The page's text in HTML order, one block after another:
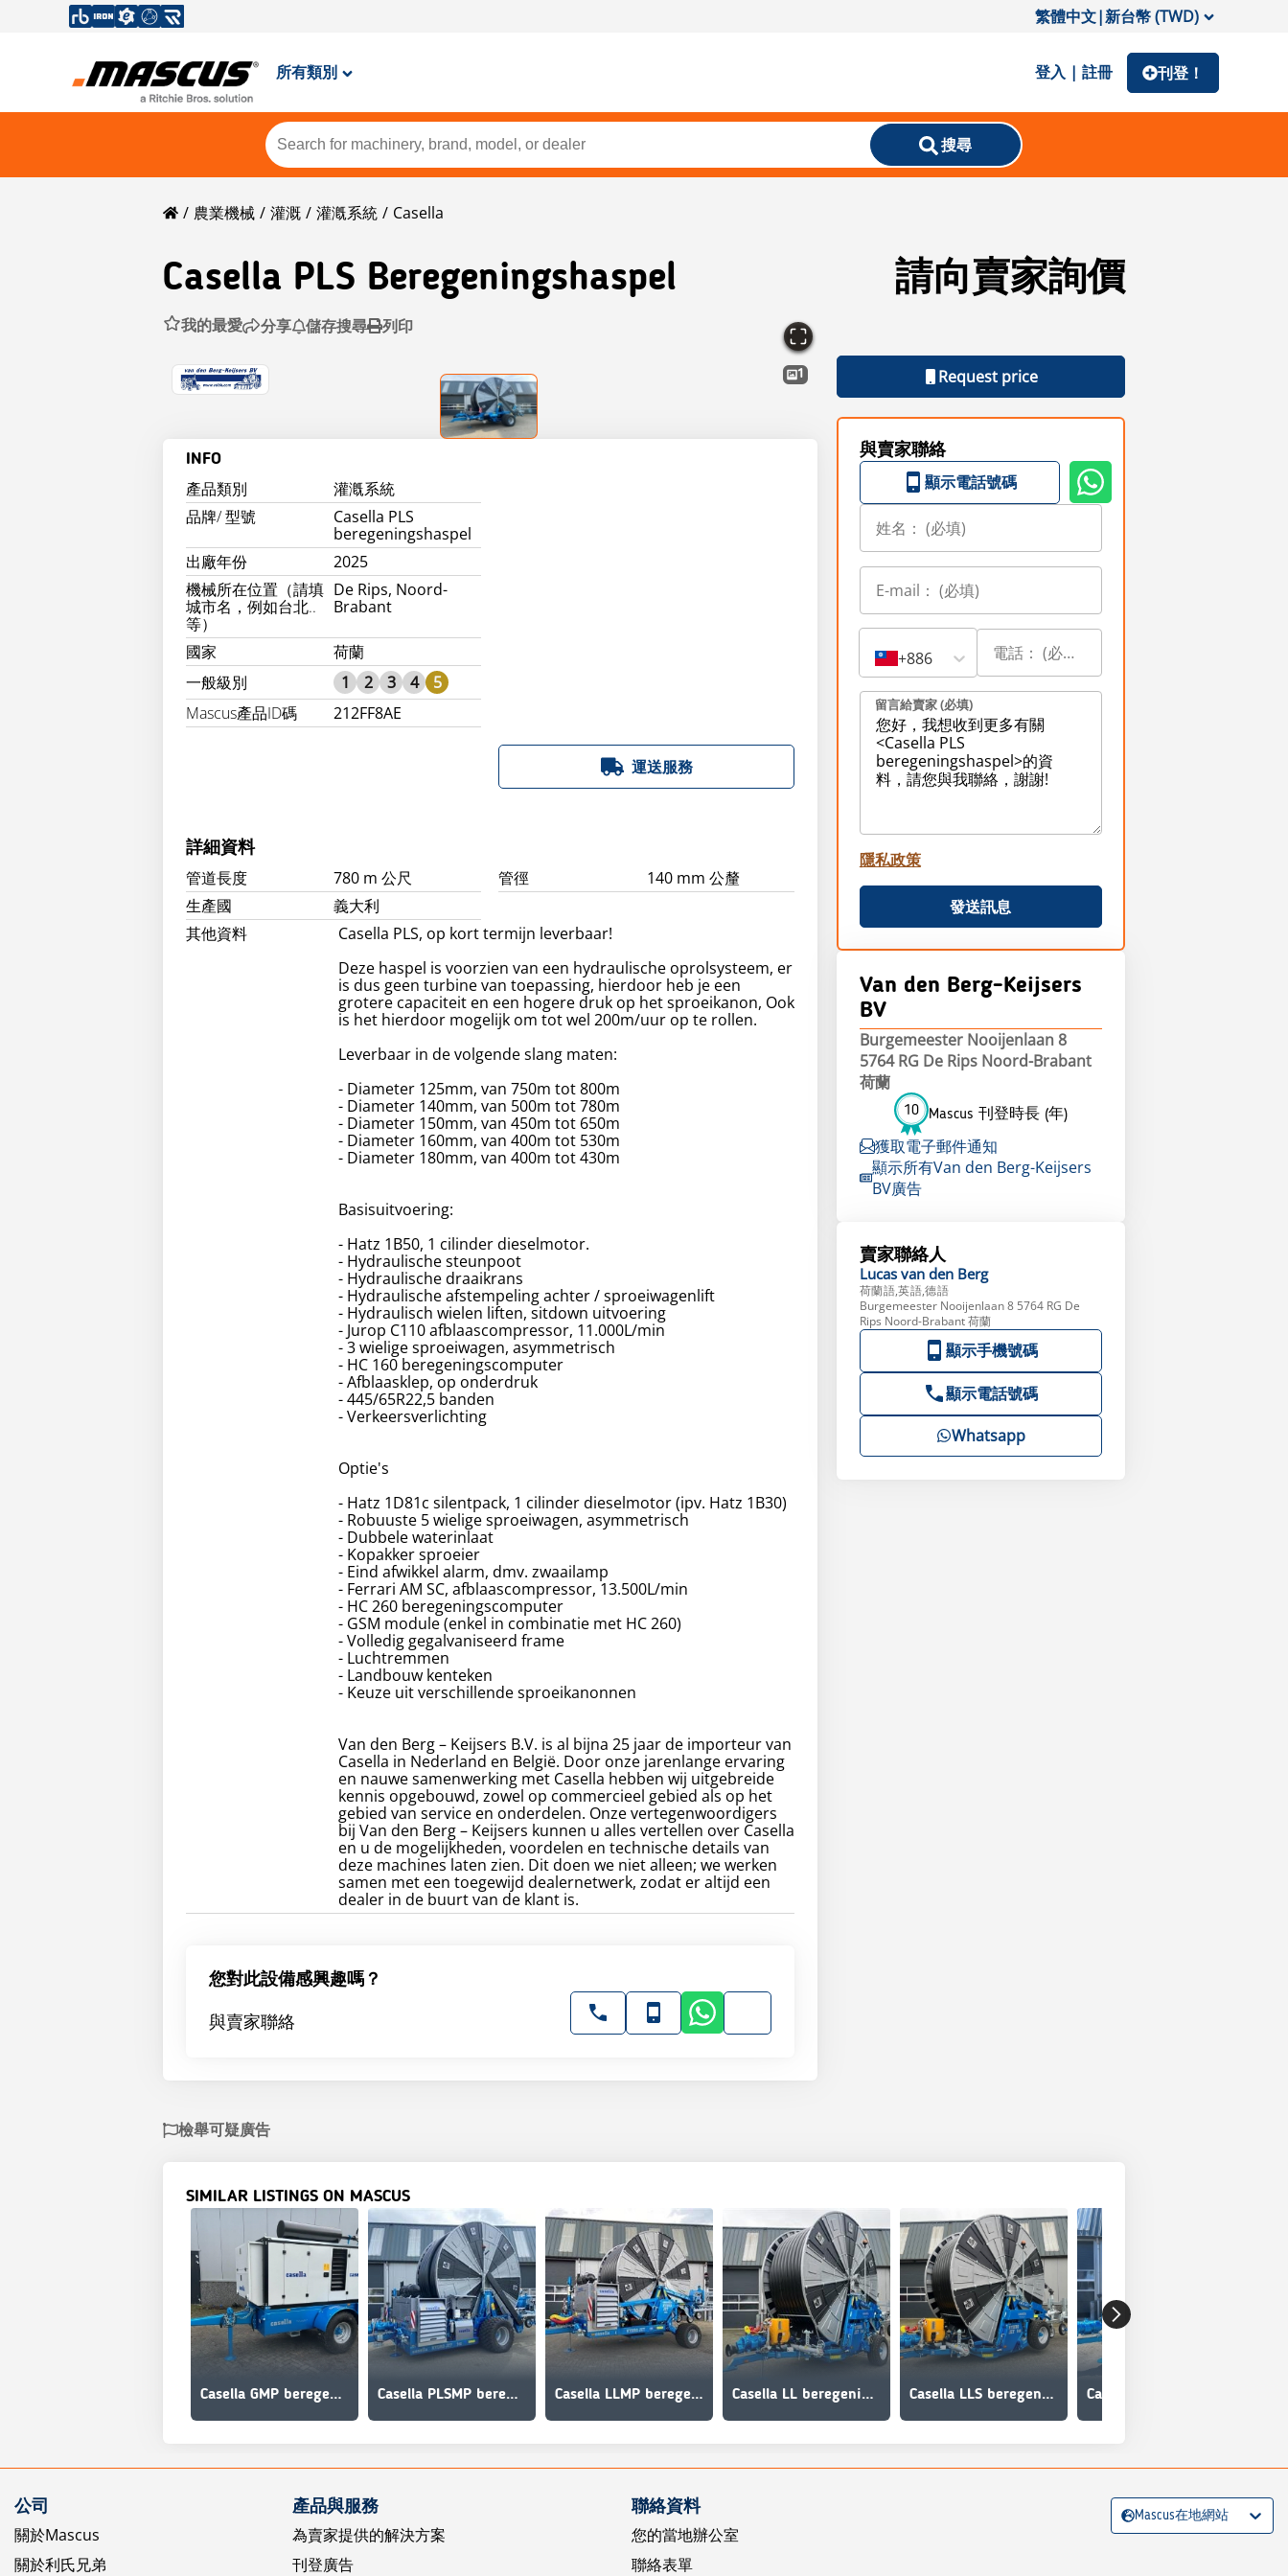
繁體中文|新台幣 (TWD)
所有類別 登入 | 註冊 刊登！
搜尋
農業機械 灌溉 灌漑系統 Casella
Casella PLS Beregeningshaspel 請向賣家詢價
我的最愛 分享 儲存搜尋 列印
1
INFO
產品類別
灌漑系統
品牌/ 型號
Casella PLS
beregeningshaspel
出廠年份
2025
機械所在位置（請填
城市名，例如台北..
等）
De Rips, Noord-
Brabant
國家
荷蘭
一般級別
1 2 3 4
5
Mascus產品ID碼
212FF8AE
運送服務
詳細資料
管道長度 780 m 公尺 管徑
140 mm 公釐
生產國
義大利
其他資料
Casella PLS, op kort termijn leverbaar!
Deze haspel is voorzien van een hydraulische oprolsysteem, er
is dus geen turbine van toepassing, hierdoor heb je een
grotere capaciteit en een hogere druk op het sproeikanon, Ook
is het hierdoor mogelijk om tot wel 200m/uur op te rollen.
Leverbaar in de volgende slang maten:
- Diameter 125mm, van 750m tot 800m
- Diameter 140mm, van 500m tot 780m
- Diameter 150mm, van 450m tot 650m
- Diameter 160mm, van 400m tot 530m
- Diameter 180mm, van 400m tot 430m
Basisuitvoering:
- Hatz 1B50, 1 cilinder dieselmotor.
- Hydraulische steunpoot
- Hydraulische draaikrans
- Hydraulische afstempeling achter / sproeiwagenlift
- Hydraulisch wielen liften, sitdown uitvoering
- Jurop C110 afblaascompressor, 11.000L/min
- 3 wielige sproeiwagen, asymmetrisch
- HC 160 beregeningscomputer
- Afblaasklep, op onderdruk
- 445/65R22,5 banden
- Verkeersverlichting
Optie's
- Hatz 1D81c silentpack, 1 cilinder dieselmotor (ipv. Hatz 1B30)
- Robuuste 5 wielige sproeiwagen, asymmetrisch
- Dubbele waterinlaat
- Kopakker sproeier
- Eind afwikkel alarm, dmv. zwaailamp
- Ferrari AM SC, afblaascompressor, 13.500L/min
- HC 260 beregeningscomputer
- GSM module (enkel in combinatie met HC 260)
- Volledig gegalvaniseerd frame
- Luchtremmen
- Landbouw kenteken
- Keuze uit verschillende sproeikanonnen
Van den Berg – Keijsers B.V. is al bijna 25 jaar de importeur van
Casella in Nederland en België. Door onze jarenlange ervaring
en nauwe samenwerking met Casella hebben wij uitgebreide
kennis opgebouwd, zowel op commercieel gebied als op het
gebied van service en onderdelen. Onze vertegenwoordigers
bij Van den Berg – Keijsers kunnen u alles vertellen over Casella
en u de mogelijkheden, voordelen en technische details van
deze machines laten zien. Dit doen we niet alleen; we werken
samen met een toegewijd dealernetwerk, zodat er altijd een
dealer in de buurt van de klant is.
您對此設備感興趣嗎？
與賣家聯絡
Request price
與賣家聯絡
顯示電話號碼
+886
留言給賣家 (必填)
隱私政策
發送訊息
Van den Berg-Keijsers
BV
Burgemeester Nooijenlaan 8
5764 RG De Rips Noord-Brabant
荷蘭
10 Mascus 刊登時長 (年)
獲取電子郵件通知
顯示所有Van den Berg-Keijsers
BV廣告
賣家聯絡人
Lucas van den Berg
荷蘭語,英語,德語
Burgemeester Nooijenlaan 8 5764 RG De
Rips Noord-Brabant 荷蘭
顯示手機號碼
顯示電話號碼
Whatsapp
檢舉可疑廣告
SIMILAR LISTINGS ON MASCUS
Casella GMP beregeningspomp Casella PLSMP beregeningshaspel Casella LLMP beregeningshaspel Casella LL beregeningshaspel Casella LLS beregeningshaspel
公司
關於Mascus
關於利氏兄弟
產品與服務
為賣家提供的解決方案
刊登廣告
聯絡資料
您的當地辦公室
聯絡表單
Mascus在地網站